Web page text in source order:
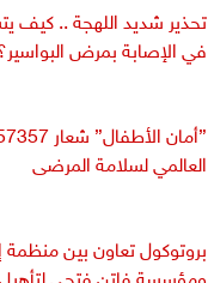
تحذير شديد اللهجة .. كيف
في الإصابة بمرض
العالمي لسلامة المرضى
بروتوكول تعاون بين منظمة
ومؤسسة فاتن فتحي لتأهيل